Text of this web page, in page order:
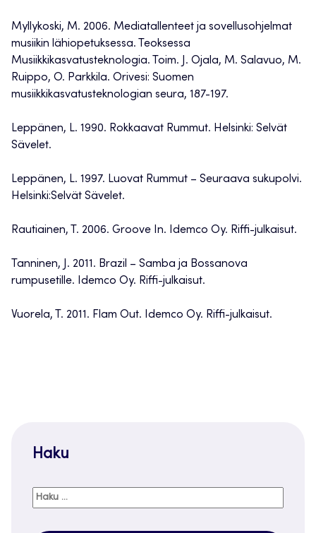
Myllykoski, M. 2006. Mediatallenteet ja sovellusohjelmat
musiikin lähiopetuksessa. Teoksessa
Musiikkikasvatusteknologia. Toim. J. Ojala, M. Salavuo, M.
Ruippo, O. Parkkila. Orivesi: Suomen
musiikkikasvatusteknologian seura, 187-197.
Leppänen, L. 1990. Rokkaavat Rummut. Helsinki: Selvät
Sävelet.
Leppänen, L. 1997. Luovat Rummut – Seuraava sukupolvi.
Helsinki:Selvät Sävelet.
Rautiainen, T. 2006. Groove In. Idemco Oy. Riffi-julkaisut.
Tanninen, J. 2011. Brazil – Samba ja Bossanova
rumpusetille. Idemco Oy. Riffi-julkaisut.
Vuorela, T. 2011. Flam Out. Idemco Oy. Riffi-julkaisut.
Haku
Haku: